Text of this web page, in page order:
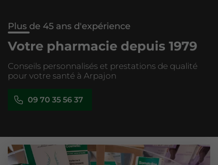
Plus de 45 ans d'expérience
Votre pharmacie depuis 1979
Conseils personnalisés et prestations de qualité
pour votre santé à Arpajon
09 70 35 56 37